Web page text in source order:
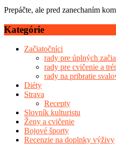
Prepáčte, ale pred zanechaním
Kategórie
Začiatočníci
rady pre úplných
rady pre cvičenie a
rady na pribratie
Diéty
Strava
Recepty
Slovník kulturistu
Ženy a cvičenie
Bojové športy
Recenzie na doplnky výživy